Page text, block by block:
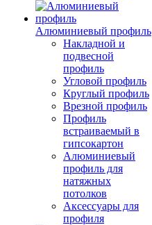
Алюминиевый профиль
Накладной и
подвесной
профиль
Угловой профиль
Круглый профиль
Врезной профиль
Профиль
встраиваемый в
гипсокартон
Алюминиевый
профиль для
натяжных
потолков
Аксессуары для
профиля